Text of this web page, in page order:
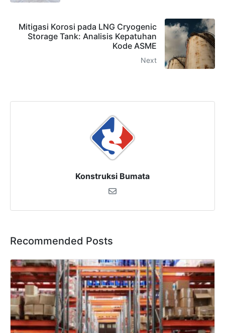
Mitigasi Korosi pada LNG Cryogenic
Storage Tank: Analisis Kepatuhan
Kode ASME
Next
Konstruksi Bumata
Recommended Posts